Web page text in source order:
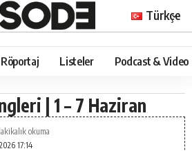
Türkçe
Röportaj Listeler Podcast & Video
| 1 – 7 Haziran
17:14
okuma